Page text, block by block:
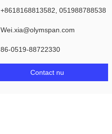
+8618168813582, 051988788538
Wei.xia@olymspan.com
86-0519-88722330
Contact nu